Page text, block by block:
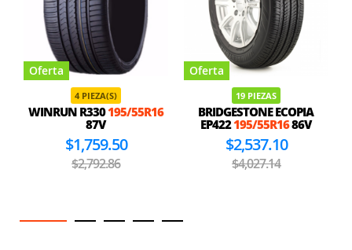
Oferta
4 PIEZA(S)
WINRUN R330195/55R16
87V
$1,759.50
$2,792.86
Oferta
19 PIEZAS
BRIDGESTONE ECOPIA
EP422195/55R1686V
$2,537.10
$4,027.14